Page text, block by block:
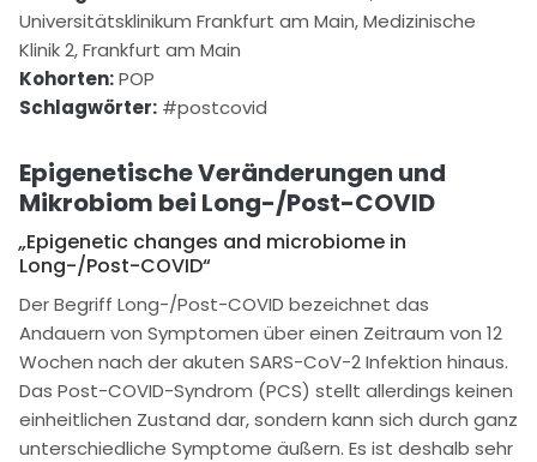
Universitätsklinikum Frankfurt am Main,Medizinische
Klinik 2, Frankfurt am Main
Kohorten:POP
Schlagwörter: #postcovid
Epigenetische Veränderungen und
Mikrobiom bei Long-/Post-COVID
„Epigenetic changes and microbiome in
Long-/Post-COVID“
Der Begriff Long-/Post-COVID bezeichnet das
Andauern von Symptomen über einen Zeitraum von 12
Wochen nach der akuten SARS-CoV-2 Infektion hinaus.
Das Post-COVID-Syndrom (PCS) stellt allerdings keinen
einheitlichen Zustand dar, sondern kann sich durch ganz
unterschiedliche Symptome äußern. Es ist deshalb sehr